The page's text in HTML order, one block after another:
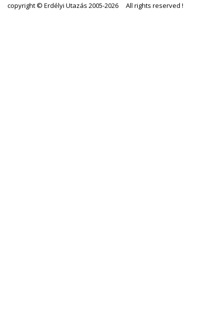
copyright © Erdélyi Utazás 2005-2026 All rights reserved !